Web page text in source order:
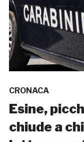
CRONACA
Esine,
chiude a